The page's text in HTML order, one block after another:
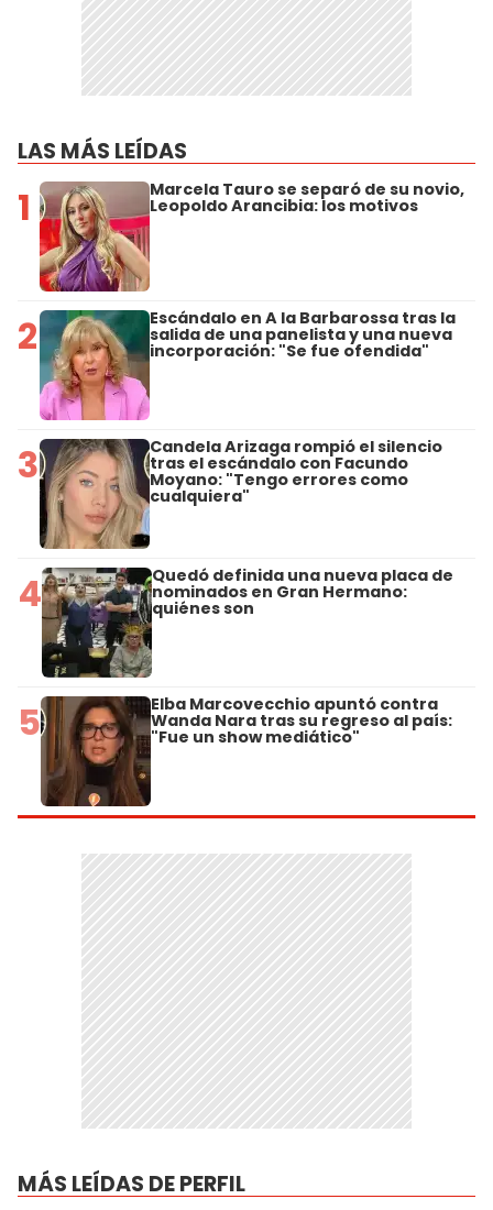
LAS MÁS LEÍDAS
1 Marcela Tauro se separó de su novio,
Leopoldo Arancibia: los motivos
2 Escándalo en A la Barbarossa tras la
salida de una panelista y una nueva
incorporación: "Se fue ofendida"
3 Candela Arizaga rompió el silencio
tras el escándalo con Facundo
Moyano: "Tengo errores como
cualquiera"
4 Quedó definida una nueva placa de
nominados en Gran Hermano:
quiénes son
5 Elba Marcovecchio apuntó contra
Wanda Nara tras su regreso al país:
"Fue un show mediático"
MÁS LEÍDAS DE PERFIL